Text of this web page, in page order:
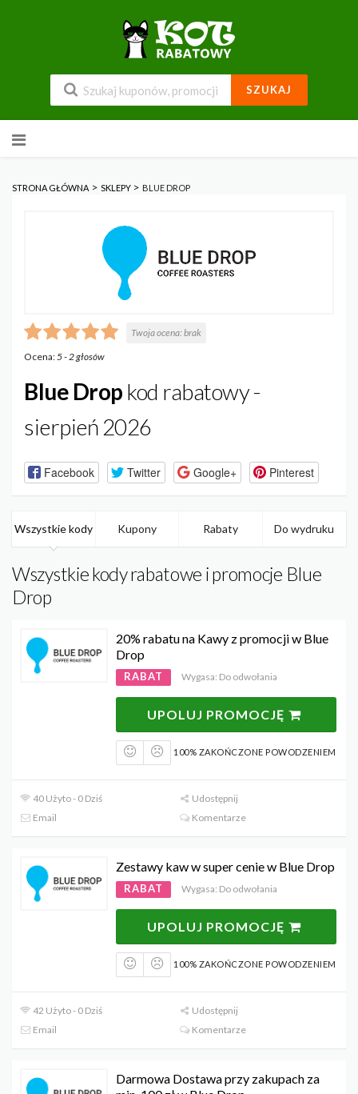
SZUKAJ
do
STRONA GŁÓWNA > SKLEPY > BLUE DROP
Twoja ocena:brak
Ocena:5-2głosów
Blue Drop kod rabatowy -
sierpień 2026
Facebook Twitter Google+ Pinterest
Wszystkie kody Kupony Rabaty Do wydruku
Wszystkie kody rabatowe i promocje Blue
Drop
20% rabatu na Kawy z promocji w Blue
Drop
RABAT Wygasa: Do odwołania
UPOLUJ PROMOCJĘ
100% ZAKOŃCZONE POWODZENIEM
40 Użyto - 0 Dziś
Udostępnij
Email
Komentarze
Zestawy kaw w super cenie w Blue Drop
RABAT Wygasa: Do odwołania
UPOLUJ PROMOCJĘ
100% ZAKOŃCZONE POWODZENIEM
42 Użyto - 0 Dziś
Udostępnij
Email
Komentarze
Darmowa Dostawa przy zakupach za